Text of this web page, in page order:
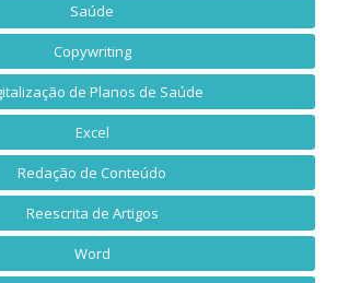
Saúde
Copywriting
de Planos de Saúde
Excel
Redação de Conteúdo
Reescrita de Artigos
Word